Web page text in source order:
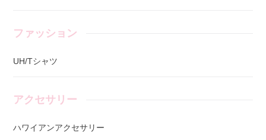
ファッション
UH/Tシャツ
アクセサリー
ハワイアンアクセサリー